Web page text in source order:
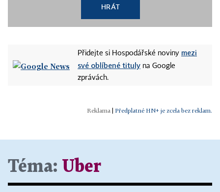
HRÁT
Přidejte si Hospodářské noviny mezi
své oblíbené tituly na Google
zprávách.
Předplatné HN+ je zcela bez reklam.
Téma: Uber